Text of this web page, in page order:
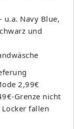
u.a. Navy Blue,
und
2,99€
Grenze nicht
fallen